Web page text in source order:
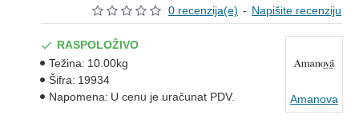
0 recenzija(e) - Napišite recenziju
RASPOLOŽIVO
Težina: 10.00kg
Šifra: 19934
Napomena: U cenu je uračunat PDV. Amanova